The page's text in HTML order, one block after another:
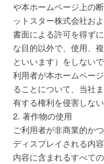
や本ホームページ上の
ットスター株式会社お
書面による許可を得ず
な目的以外で、使用、
といいます）をしない
利用者が本ホームペー
ることについて、当社
有する権利を侵害しな
2. 著作物の使用
ご利用者が非商業的か
ディスプレイされる内
内容に含まれるすべて